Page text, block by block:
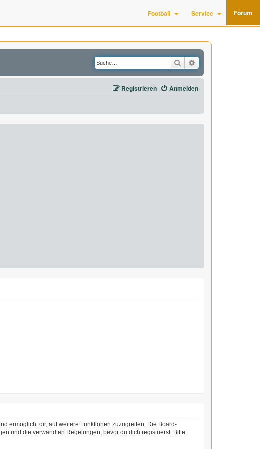
Football Service Forum
Suche
Anmelden
Registrieren
ermöglicht dir, auf weitere Funktionen zuzugreifen. Die Board-
und die verwandten Regelungen, bevor du dich registrierst. Bitte